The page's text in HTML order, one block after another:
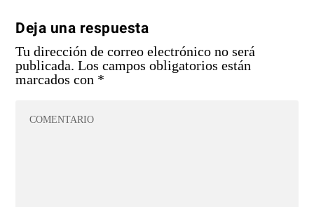
Deja una respuesta
Tu dirección de correo electrónico no será
publicada. Los campos obligatorios están
marcados con *